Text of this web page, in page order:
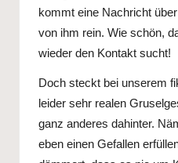
kommt eine Nachricht
von ihm rein. Wie schön,
wieder den Kontakt sucht!
Doch steckt bei unserem
leider sehr realen
ganz anderes dahinter.
eben einen Gefallen